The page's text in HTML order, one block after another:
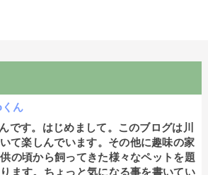
ん
です。はじめまして。このブログは川
て楽しんでいます。その他に趣味の家
の頃から飼ってきた様々なペットを題
ます。ちょっと気になる事を書いてい